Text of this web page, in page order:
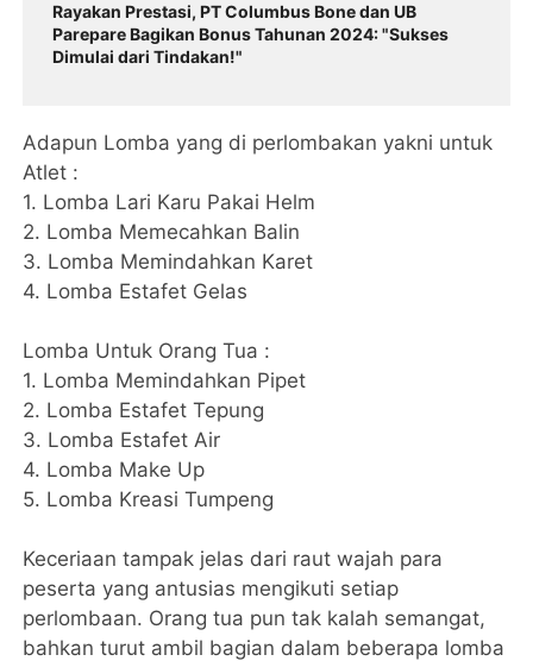
Rayakan Prestasi, PT Columbus Bone dan UB
Parepare Bagikan Bonus Tahunan 2024: "Sukses
Dimulai dari Tindakan!"
Adapun Lomba yang di perlombakan yakni untuk
Atlet :
1. Lomba Lari Karu Pakai Helm
2. ⁠Lomba Memecahkan Balin
3. ⁠Lomba Memindahkan Karet
4. ⁠Lomba Estafet Gelas
Lomba Untuk Orang Tua :
1. Lomba Memindahkan Pipet
2. ⁠Lomba Estafet Tepung
3. ⁠Lomba Estafet Air
4. ⁠Lomba Make Up
5. ⁠Lomba Kreasi Tumpeng
Keceriaan tampak jelas dari raut wajah para
peserta yang antusias mengikuti setiap
perlombaan. Orang tua pun tak kalah semangat,
bahkan turut ambil bagian dalam beberapa lomba